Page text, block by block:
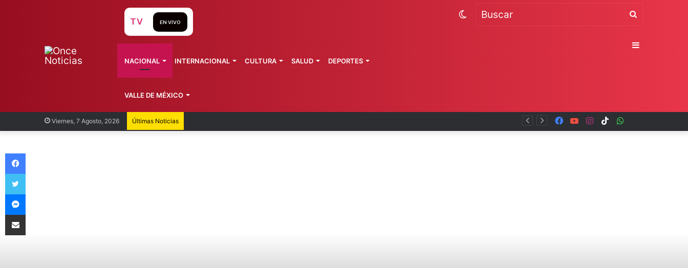
Viernes, 7 Agosto, 2026 Últimas Noticias TikTok
Instagram
YouTube
Facebook
TV EN VIVO
NACIONAL INTERNACIONAL CULTURA SALUD DEPORTES
VALLE DE MÉXICO
Buscar
Switch
Sidebar
Facebook
Twitter
Messenger
Compartir vía Email